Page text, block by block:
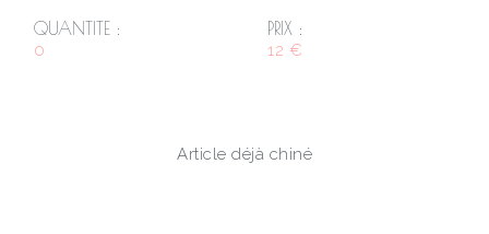
QUANTITE :
0
PRIX :
12 €
Article déjà chiné